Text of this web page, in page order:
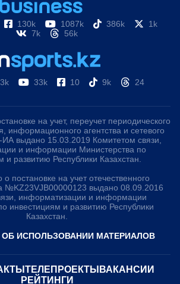
130k 1087k 386k
1k
7k
56k
3k 33k 10 9k 24
на учет, переучет периодического
информационного агентства и сетевого
выдано 15.03.2019 Комитетом связи,
и информации Министерства по
и развитию Республики Казахстан.
о постановке на учет отечественного
№KZ23VJB00000123 выдано 08.09.2016
информатизации и информации
инвестициям и развитию Республики
Казахстан.
ИСПОЛЬЗОВАНИИ МАТЕРИАЛОВ
ТЕЛЕПРОЕКТЫ ВАКАНСИИ
РЕЙТИНГИ